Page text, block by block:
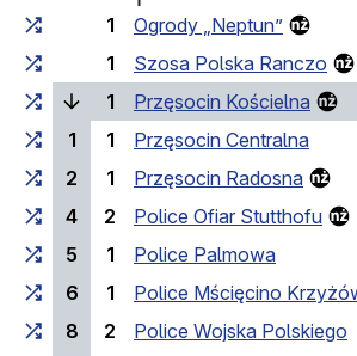
1
Ogrody „Neptun”
1
Szosa Polska Ranczo
1
Przęsocin Kościelna
1
1
Przęsocin Centralna
2
1
Przęsocin Radosna
4
2
Police Ofiar Stutthofu
5
1
Police Palmowa
6
1
Police Mścięcino
8
2
Police Wojska Polskiego